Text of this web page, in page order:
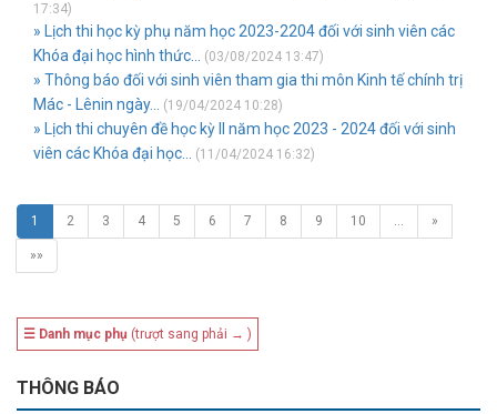
17:34)
» Lịch thi học kỳ phụ năm học 2023-2204 đối với sinh viên các
Khóa đại học hình thức...
(03/08/2024 13:47)
» Thông báo đối với sinh viên tham gia thi môn Kinh tế chính trị
Mác - Lênin ngày...
(19/04/2024 10:28)
» Lịch thi chuyên đề học kỳ II năm học 2023 - 2024 đối với sinh
viên các Khóa đại học...
(11/04/2024 16:32)
1 2 3 4 5 6 7 8 9 10 … »
»»
☰ Danh mục phụ (trượt sang phải → )
THÔNG BÁO